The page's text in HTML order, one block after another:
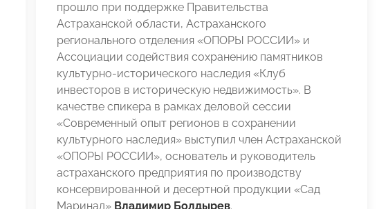
прошло при поддержке Правительства
Астраханской области, Астраханского
регионального отделения «ОПОРЫ РОССИИ» и
Ассоциации содействия сохранению памятников
культурно-исторического наследия «Клуб
инвесторов в историческую недвижимость». В
качестве спикера в рамках деловой сессии
«Современный опыт регионов в сохранении
культурного наследия» выступил член Астраханской
«ОПОРЫ РОССИИ», основатель и руководитель
астраханского предприятия по производству
консервированной и десертной продукции «Сад
Маринад» Владимир Болдырев.